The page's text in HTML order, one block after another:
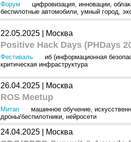
Форум цифровизация, инновации,
беспилотные автомобили, умный город,
22.05.2025 | Москва
Positive Hack Days (PHDays
Фестиваль
иб (информационная
критическая инфраструктура
26.04.2025 | Москва
ROS Meetup
Митап машинное обучение,
дроны/беспилотники, нейросети
24.04.2025 | Москва